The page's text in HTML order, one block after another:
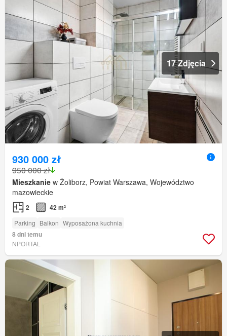
17 Zdjęcia
930 000 zł
950 000 zł
Mieszkanie w Żoliborz, Powiat Warszawa, Województwo
mazowieckie
2 42 m²
Parking Balkon Wyposażona kuchnia
8 dni temu
NPORTAL